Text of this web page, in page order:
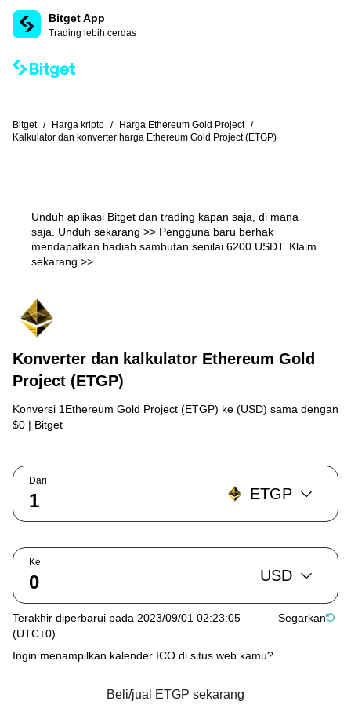
Bitget App
Trading lebih cerdas
Bitget / Harga kripto / Harga Ethereum Gold Project /
Kalkulator dan konverter harga Ethereum Gold Project (ETGP)
Unduh aplikasi Bitget dan trading kapan saja, di mana
saja. Unduh sekarang >> Pengguna baru berhak
mendapatkan hadiah sambutan senilai 6200 USDT. Klaim
sekarang >>
Konverter dan kalkulator Ethereum Gold
Project (ETGP)
Konversi 1Ethereum Gold Project (ETGP) ke (USD) sama dengan
$0 | Bitget
Dari
ETGP
Ke
USD
Terakhir diperbarui pada 2023/09/01 02:23:05
(UTC+0)
Segarkan
Ingin menampilkan kalender ICO di situs web kamu?
Beli/jual ETGP sekarang